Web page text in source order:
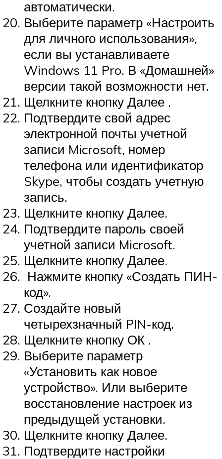
автоматически.
Выберите параметр «Настроить
для личного использования»,
если вы устанавливаете
Windows 11 Pro. В «Домашней»
версии такой возможности нет.
Щелкните кнопку Далее .
Подтвердите свой адрес
электронной почты учетной
записи Microsoft, номер
телефона или идентификатор
Skype, чтобы создать учетную
запись.
Щелкните кнопку Далее.
Подтвердите пароль своей
учетной записи Microsoft.
Щелкните кнопку Далее.
Нажмите кнопку «Создать ПИН-
код».
Создайте новый
четырехзначный PIN-код.
Щелкните кнопку ОК .
Выберите параметр
«Установить как новое
устройство». Или выберите
восстановление настроек из
предыдущей установки.
Щелкните кнопку Далее.
Подтвердите настройки